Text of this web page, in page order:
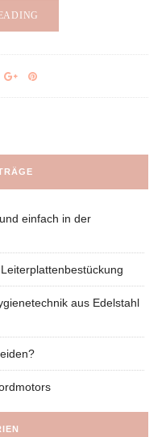
einfach in der
aus Edelstahl